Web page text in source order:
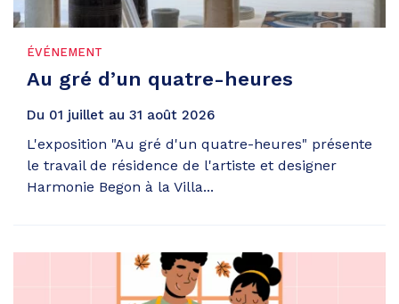
ÉVÉNEMENT
Au gré d’un quatre-heures
Du 01 juillet au 31 août 2026
L'exposition "Au gré d'un quatre-heures" présente
le travail de résidence de l'artiste et designer
Harmonie Begon à la Villa...